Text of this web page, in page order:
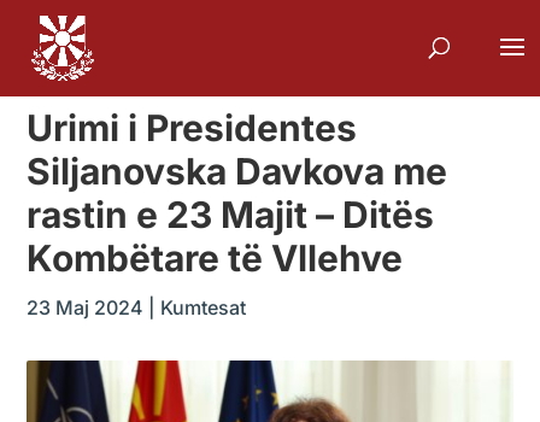
Urimi i Presidentes
Siljanovska Davkova me
rastin e 23 Majit – Ditës
Kombëtare të Vllehve
23 Maj 2024 Kumtesat